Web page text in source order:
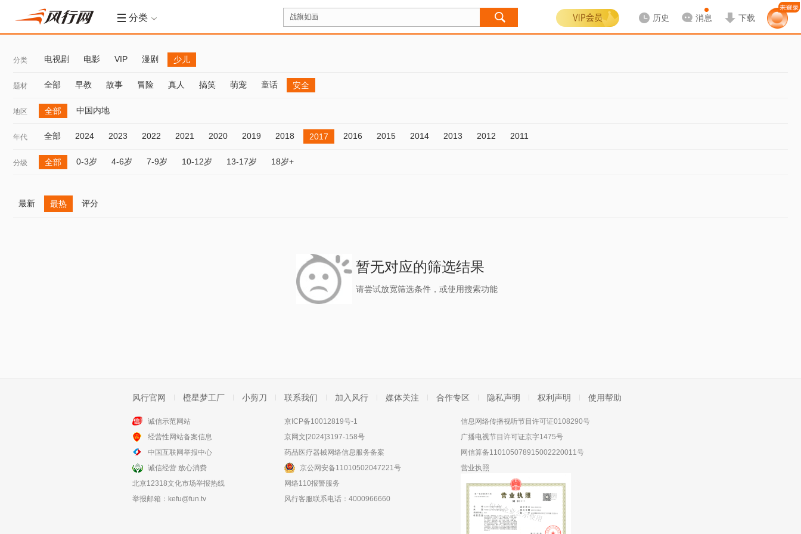
分类 历史 消息 下载
分类 电视剧 电影 VIP 漫剧 少儿
题材 全部 早教 故事 冒险 真人 搞笑 萌宠 童话 安全
地区 全部 中国内地
年代 全部 2024 2023 2022 2021 2020 2019 2018 2017 2016 2015 2014 2013 2012 2011
分级 全部 0-3岁 4-6岁 7-9岁 10-12岁 13-17岁 18岁+
最新 最热 评分
暂无对应的筛选结果
请尝试放宽筛选条件，或使用搜索功能
风行官网 橙星梦工厂 小剪刀 联系我们 加入风行 媒体关注 合作专区 隐私声明 权利声明 使用帮助
诚信示范网站
经营性网站备案信息
中国互联网举报中心
诚信经营 放心消费
北京12318文化市场举报热线
举报邮箱： kefu@fun.tv
京ICP备10012819号-1
京网文[2024]3197-158号
药品医疗器械网络信息服务备案
京公网安备11010502047221号
网络110报警服务
风行客服联系电话：4000966660
信息网络传播视听节目许可证0108290号
广播电视节目许可证京字1475号
网信算备110105078915002220011号
营业执照